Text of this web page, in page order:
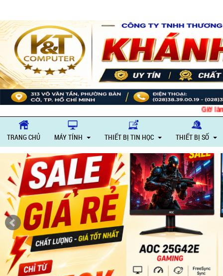
Giờ làm việc:
TRANG CHỦ MÁY TÍNH THIẾT BỊ TIN HỌC THIẾT BỊ SỐ